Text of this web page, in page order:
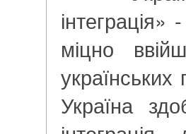
інтеграція»
міцно
українських
Україна